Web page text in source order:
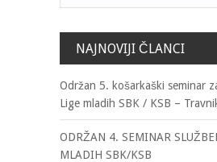
NAJNOVIJI ČLANCI
Održan 5. košarkaški seminar
Lige mladih SBK / KSB –
ODRŽAN 4. SEMINAR
MLADIH SBK/KSB